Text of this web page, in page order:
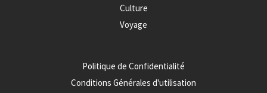
Culture
Voyage
Politique de Confidentialité
Conditions Générales d'utilisation